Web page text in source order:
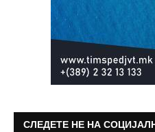
СЛЕДЕТЕ НЕ НА